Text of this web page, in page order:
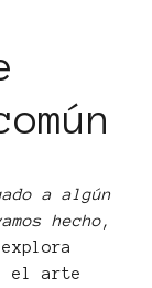
a algún
hecho,
el arte